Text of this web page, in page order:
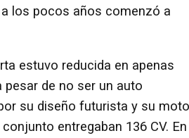
los pocos años comenzó a
estuvo reducida en apenas
de no ser un auto
su diseño futurista y su
entregaban 136 CV. En